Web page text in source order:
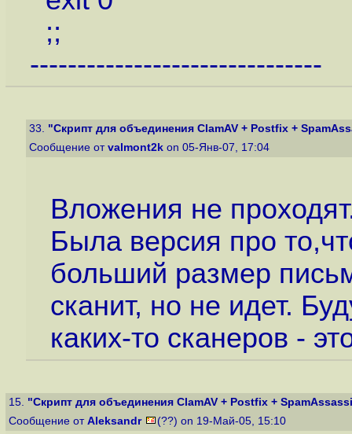
;;
-------------------------------
33. "Скрипт для объединения ClamAV + Postfix +
Сообщение от valmont2k on 05-Янв-07, 17:04
Вложения не
Была версия про
больший размер
сканит, но не идет.
каких-то сканеров -
15. "Скрипт для объединения ClamAV + Postfix +
Сообщение от Aleksandr (??) on 19-Май-05, 15:10